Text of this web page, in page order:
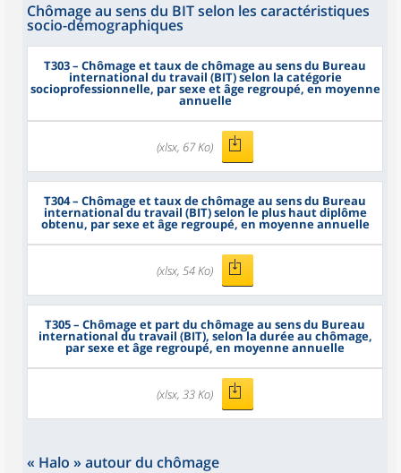
Chômage au sens du BIT selon les caractéristiques
socio-démographiques
T303– Chômage et taux de chômage au sens du Bureau
international du travail (BIT) selon la catégorie
socioprofessionnelle, par sexe et âge regroupé, en moyenne
annuelle
(xlsx, 67 Ko)
T304– Chômage et taux de chômage au sens du Bureau
international du travail (BIT) selon le plus haut diplôme
obtenu, par sexe et âge regroupé, en moyenne annuelle
(xlsx, 54 Ko)
T305– Chômage et part du chômage au sens du Bureau
international du travail (BIT), selon la durée au chômage,
par sexe et âge regroupé, en moyenne annuelle
(xlsx, 33 Ko)
« Halo » autour du chômage